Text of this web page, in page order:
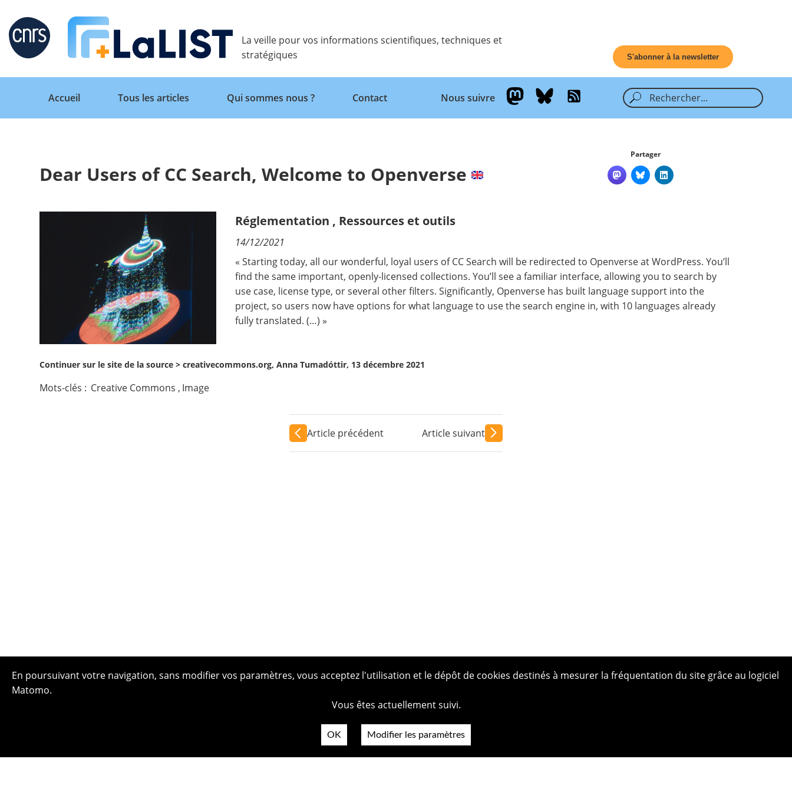
Retour
Accueil
Tous les articles
La veille pour vos informations scientifiques, techniques et
stratégiques
S'abonner à la newsletter
Retour
Accueil
Tous les articles Qui sommes nous ? Contact Nous suivre
Dear Users of CC Search, Welcome to Openverse
Partager
Réglementation , Ressources et outils
14/12/2021
« Starting today, all our wonderful, loyal users of CC Search will be redirected to Openverse at WordPress. You’ll
find the same important, openly-licensed collections. You’ll see a familiar interface, allowing you to search by
use case, license type, or several other filters. Significantly, Openverse has built language support into the
project, so users now have options for what language to use the search engine in, with 10 languages already
fully translated. (…) »
Continuer sur le site de la source >creativecommons.org, Anna Tumadóttir, 13 décembre 2021
Mots-clés : Creative Commons , Image
Article précédent Article suivant
En poursuivant votre navigation, sans modifier vos paramètres, vous acceptez l'utilisation et le dépôt de cookies destinés à mesurer la fréquentation du site grâce au logiciel
Matomo.
Vous êtes actuellement suivi.
OK Modifier les paramètres